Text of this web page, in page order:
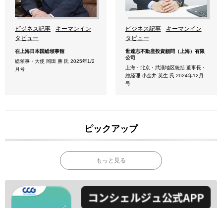
ビジネス記事
キーマンイン
タビュー
在上海日本国総領事館
総領事・大使 岡田 勝 氏 2025年1/2
月号
ビジネス記事
キーマンイン
タビュー
世達志不動産投資顧問（上海）有限
公司
上海・北京・武漢地区統括 董事長・
総経理 小金井 英生 氏 2024年12月
号
ピックアップ
もっと見る